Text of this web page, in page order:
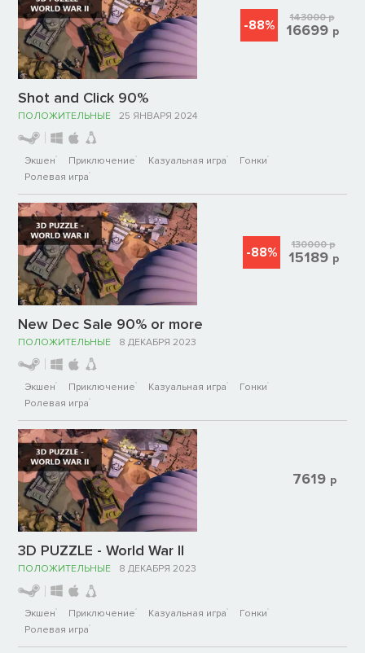
Shot and Click 90%
ПОЛОЖИТЕЛЬНЫЕ 25 ЯНВАРЯ 2024
Экшен Приключение Казуальная игра
Гонки
Ролевая игра
-88% 143000р
16699 р
New Dec Sale 90% or more
ПОЛОЖИТЕЛЬНЫЕ 8 ДЕКАБРЯ 2023
Экшен Приключение Казуальная игра
Гонки
Ролевая игра
-88% 130000р
15189 р
3D PUZZLE - World War II
ПОЛОЖИТЕЛЬНЫЕ 8 ДЕКАБРЯ 2023
Экшен Приключение Казуальная игра
Гонки
Ролевая игра
7619 р